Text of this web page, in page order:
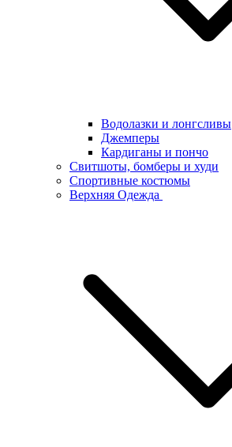
Водолазки и лонгсливы
Джемперы
Кардиганы и пончо
Свитшоты, бомберы и худи
Спортивные костюмы
Верхняя Одежда